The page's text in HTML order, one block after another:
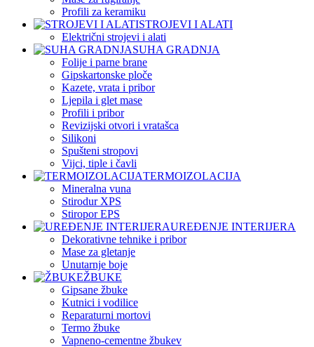
Profili za keramiku
STROJEVI I ALATI
Električni strojevi i alati
SUHA GRADNJA
Folije i parne brane
Gipskartonske ploče
Kazete, vrata i pribor
Ljepila i glet mase
Profili i pribor
Revizijski otvori i vratašca
Silikoni
Spušteni stropovi
Vijci, tiple i čavli
TERMOIZOLACIJA
Mineralna vuna
Stirodur XPS
Stiropor EPS
UREĐENJE INTERIJERA
Dekorativne tehnike i pribor
Mase za gletanje
Unutarnje boje
ŽBUKE
Gipsane žbuke
Kutnici i vodilice
Reparaturni mortovi
Termo žbuke
Vapneno-cementne žbukev